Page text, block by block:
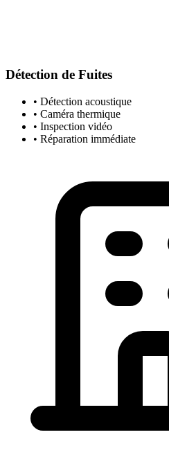
Détection de Fuites
• Détection acoustique
• Caméra thermique
• Inspection vidéo
• Réparation immédiate